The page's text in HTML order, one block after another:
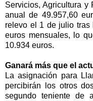
Servicios, Agricultura
anual de 49.957,60
relevo el 1 de julio tras
euros mensuales, lo
10.934 euros.
Ganará más que el
La asignación para
percibirán los otros
segundo teniente de